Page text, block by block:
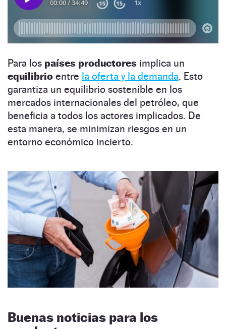
Para los países productores implica un
equilibrio entre la oferta y la demanda. Esto
garantiza un equilibrio sostenible en los
mercados internacionales del petróleo, que
beneficia a todos los actores implicados. De
esta manera, se minimizan riesgos en un
entorno económico incierto.
Buenas noticias para los